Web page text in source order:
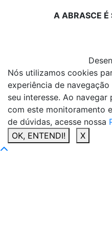
A ABRASCE É
Nós utilizamos cookies
experiência de
seu interesse. Ao
com este monitoramento
de dúvidas, acesse nossa
OK, ENTENDI!
X